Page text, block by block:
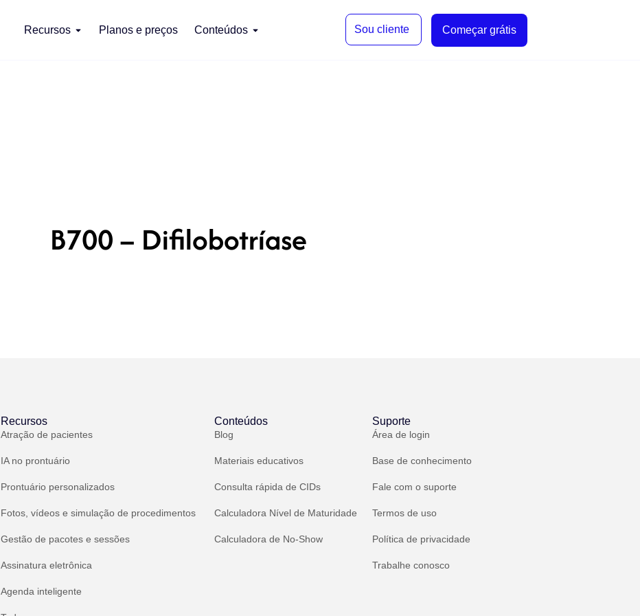
Recursos Planos e preços Conteúdos Sou cliente Começar grátis
B700 – Difilobotríase
Recursos
Atração de pacientes
IA no prontuário
Prontuário personalizados
Fotos, vídeos e simulação de procedimentos
Gestão de pacotes e sessões
Assinatura eletrônica
Agenda inteligente
Conteúdos
Blog
Materiais educativos
Consulta rápida de CIDs
Calculadora Nível de Maturidade
Calculadora de No-Show
Suporte
Área de login
Base de conhecimento
Fale com o suporte
Termos de uso
Política de privacidade
Trabalhe conosco